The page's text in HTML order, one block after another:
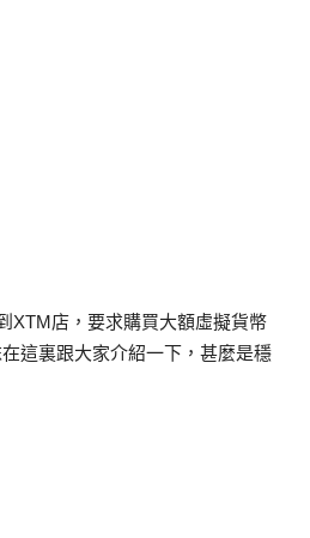
XTM店，要求購買大額虛擬貨幣
這裏跟大家介紹一下，甚麼是穩